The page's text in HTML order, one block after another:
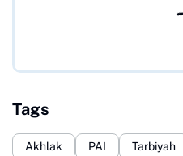
Tags
Akhlak PAI Tarbiyah